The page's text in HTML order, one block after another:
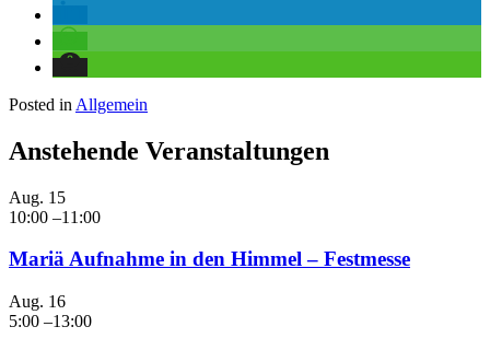
Posted in Allgemein
Anstehende Veranstaltungen
Aug. 15
10:00 –11:00
Mariä Aufnahme in den Himmel – Festmesse
Aug. 16
5:00 –13:00